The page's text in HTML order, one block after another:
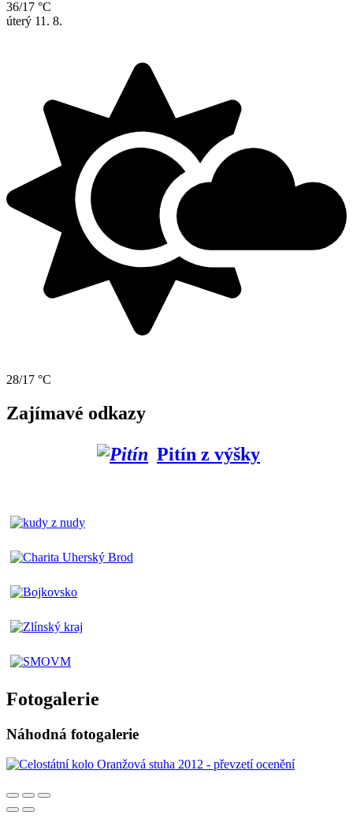
36/17 °C
úterý 11. 8.
28/17 °C
Zajímavé odkazy
Pitín z výšky
Fotogalerie
Náhodná fotogalerie